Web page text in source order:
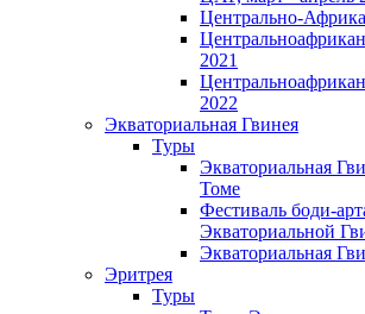
Центрально-
2021
2022
Экваториальная Гвинея
Туры
Экваториальная
Томе
Фестиваль боди-
Экваториальной
Экваториальная
Эритрея
Туры